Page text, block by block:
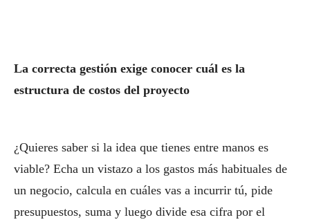
La correcta gestión exige conocer cuál es la
estructura de costos del proyecto
¿Quieres saber si la idea que tienes entre manos es
viable? Echa un vistazo a los gastos más habituales de
un negocio, calcula en cuáles vas a incurrir tú, pide
presupuestos, suma y luego divide esa cifra por el